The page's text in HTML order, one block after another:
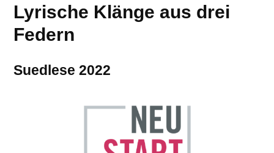
Lyrische Klänge aus drei
Federn
Suedlese 2022